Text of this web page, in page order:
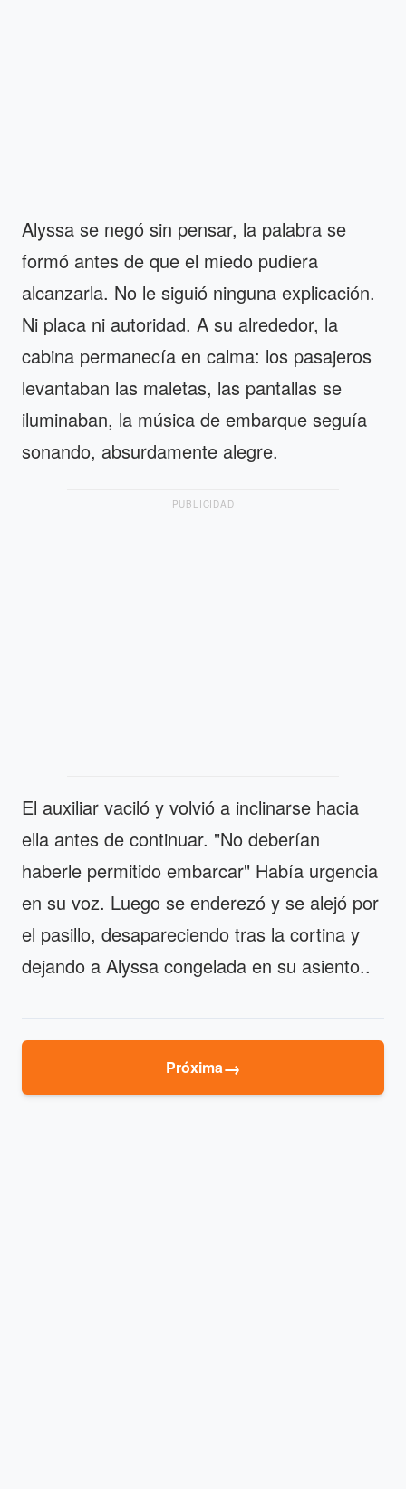
Alyssa se negó sin pensar, la palabra se
formó antes de que el miedo pudiera
alcanzarla. No le siguió ninguna explicación.
Ni placa ni autoridad. A su alrededor, la
cabina permanecía en calma: los pasajeros
levantaban las maletas, las pantallas se
iluminaban, la música de embarque seguía
sonando, absurdamente alegre.
PUBLICIDAD
El auxiliar vaciló y volvió a inclinarse hacia
ella antes de continuar. "No deberían
haberle permitido embarcar" Había urgencia
en su voz. Luego se enderezó y se alejó por
el pasillo, desapareciendo tras la cortina y
dejando a Alyssa congelada en su asiento..
Próxima→